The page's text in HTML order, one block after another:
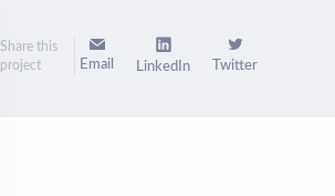
Share this
project
Email LinkedIn Twitter